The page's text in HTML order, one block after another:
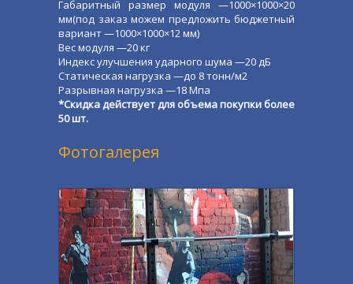
Габаритный размер модуля —1000×1000×20
мм(под заказ можем предложить бюджетный
вариант —1000×1000×12 мм)
Вес модуля —20 кг
Индекс улучшения ударного шума —20 дБ
Статическая нагрузка —до 8 тонн/м2
Разрывная нагрузка —18 Мпа
*Скидка действует для объема покупки более
50 шт.
Фотогалерея